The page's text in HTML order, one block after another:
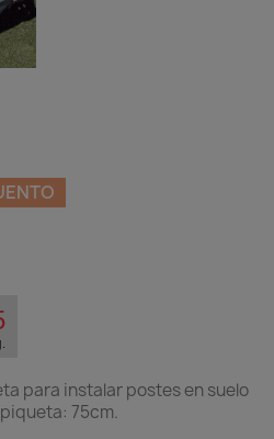
para instalar postes en suelo
75cm.